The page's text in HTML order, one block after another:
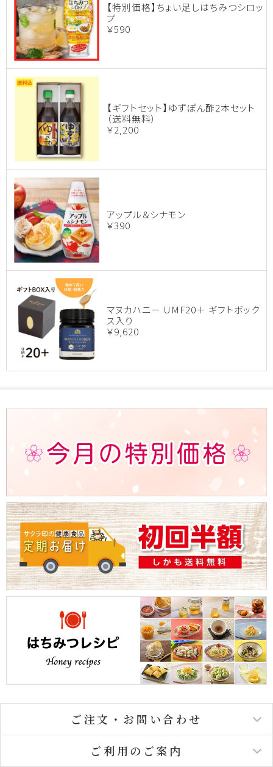
【特別価格】ちょい足しはちみつシロッ
プ
￥590
【ギフトセット】ゆずぽん酢2本セット
（送料無料）
￥2,200
アップル＆シナモン
￥390
マヌカハニー UMF20＋ ギフトボック
ス入り
￥9,620
ご注文・お問い合わせ
ご利用のご案内